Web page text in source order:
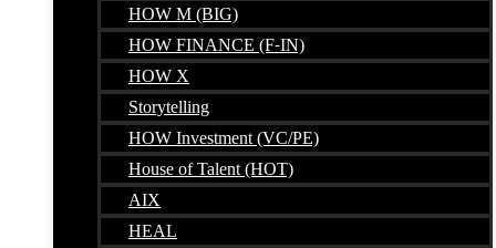
HOW M (BIG)
HOW FINANCE (F-IN)
HOW X
Storytelling
HOW Investment (VC/PE)
House of Talent (HOT)
AIX
HEAL